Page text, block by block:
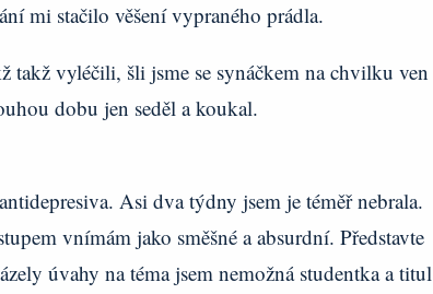
mi stačilo věšení vypraného prádla.
takž vyléčili, šli jsme se synáčkem na chvilku ven
dobu jen seděl a koukal.
Asi dva týdny jsem je téměř nebrala.
vnímám jako směšné a absurdní. Představte
úvahy na téma jsem nemožná studentka a titul